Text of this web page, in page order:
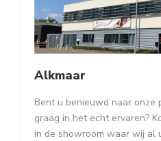
Alkmaar
Bent u benieuwd naar
graag in het echt ervaren?
in de showroom waar wij al